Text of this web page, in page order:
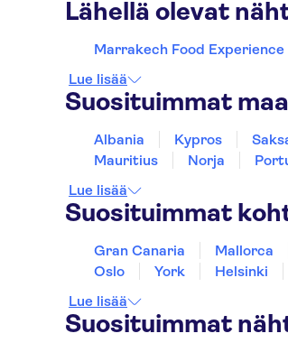
Lähellä olevat
Marrakech Food Experience
Lue lisää
Suosituimmat
Albania Kypros
Mauritius
Norja
Lue lisää
Suosituimmat
Gran Canaria Mallorca
Oslo
York Helsinki
Lue lisää
Suosituimmat